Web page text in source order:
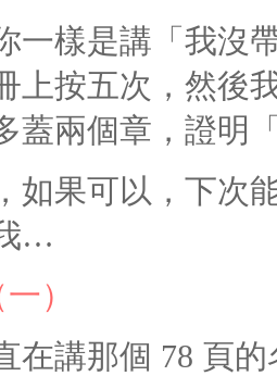
一樣是講「我沒
上按五次，然後
蓋兩個章，證明
如果可以，下次
…
一）
在講那個 78 頁